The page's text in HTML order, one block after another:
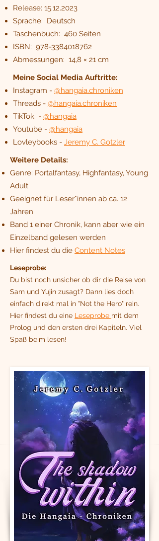
Release: 15.12.2023
Sprache‏: ‎ Deutsch
Taschenbuch: ‎ 460 Seiten
ISBN: ‎ 978-3384018762
Abmessungen: ‎ 14,8 × 21 cm
Meine Social Media Auftritte:
Instagram - @hangaia.chroniken
Threads - @hangaia.chroniken
TikTok - @hangaia
Youtube - @hangaia
Lovleybooks - Jeremy C. Gotzler
Weitere Details:
Genre: Portalfantasy, Highfantasy, Young
Adult
Geeignet für Leser*innen ab ca. 12
Jahren
Band 1 einer Chronik, kann aber wie ein
Einzelband gelesen werden
Hier findest du die Content Notes
Leseprobe:
Du bist noch unsicher ob dir die Reise von
Sam und Yujin zusagt? Dann lies doch
einfach direkt mal in "Not the Hero" rein.
Hier findest du eine Leseprobe mit dem
Prolog und den ersten drei Kapiteln. Viel
Spaß beim lesen!